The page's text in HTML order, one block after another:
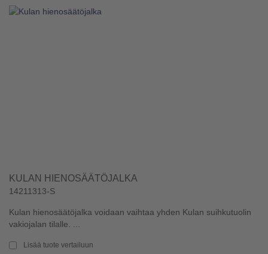
KULAN HIENOSÄÄTÖJALKA
14211313-S
Kulan hienosäätöjalka voidaan vaihtaa yhden Kulan suihkutuolin
vakiojalan tilalle. ...
Lisää tuote vertailuun